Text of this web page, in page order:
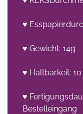
♥
♥ Gewicht: 14g
♥ Haltbarkeit:
♥
Bestelleingang